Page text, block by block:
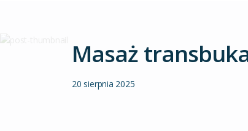
Masaż
20 sierpnia 2025